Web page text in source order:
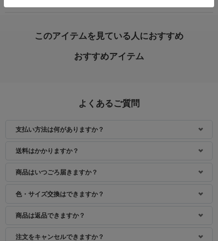
このアイテムを見ている人におすすめ
おすすめアイテム
よくあるご質問
支払い方法は何がありますか？
送料はかかりますか？
商品はいつごろ届きますか？
色・サイズ交換はできますか？
商品は返品できますか？
注文をキャンセルできますか？